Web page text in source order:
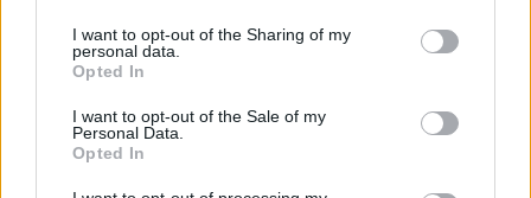
I want to opt-out of the Sharing of my
personal data.
Opted In
I want to opt-out of the Sale of my
Personal Data.
Opted In